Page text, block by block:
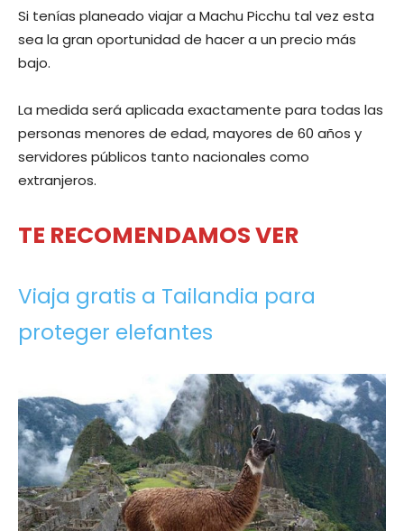
Si tenías planeado viajar a Machu Picchu tal vez esta
sea la gran oportunidad de hacer a un precio más
bajo.
La medida será aplicada exactamente para todas las
personas menores de edad, mayores de 60 años y
servidores públicos tanto nacionales como
extranjeros.
TE RECOMENDAMOS VER
Viaja gratis a Tailandia para
proteger elefantes